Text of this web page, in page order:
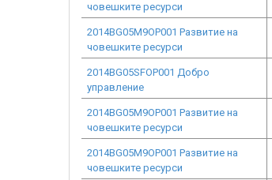
човешките ресурси
2014BG05M9OP001 Развитие на
човешките ресурси
2014BG05SFOP001 Добро
управление
2014BG05M9OP001 Развитие на
човешките ресурси
2014BG05M9OP001 Развитие на
човешките ресурси